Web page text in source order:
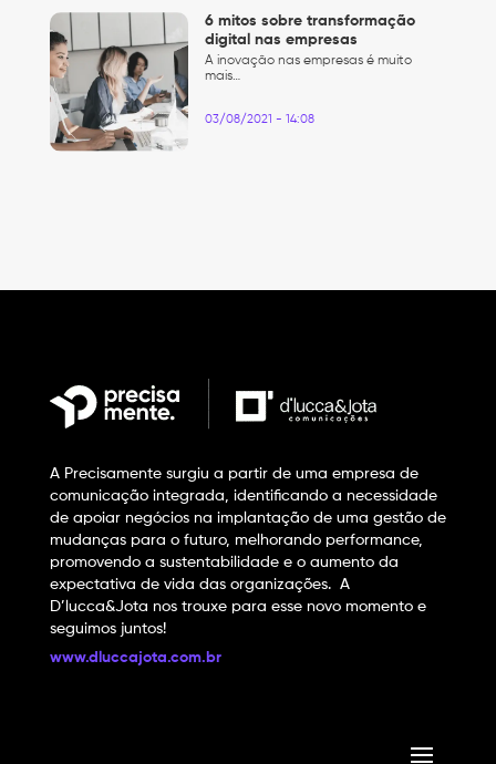
6 mitos sobre transformação
digital nas empresas
A inovação nas empresas é muito
mais…
03/08/2021 - 14:08
A Precisamente surgiu a partir de uma empresa de
comunicação integrada, identificando a necessidade
de apoiar negócios na implantação de uma gestão de
mudanças para o futuro, melhorando performance,
promovendo a sustentabilidade e o aumento da
expectativa de vida das organizações. A
D’lucca&Jota nos trouxe para esse novo momento e
seguimos juntos!
www.dluccajota.com.br